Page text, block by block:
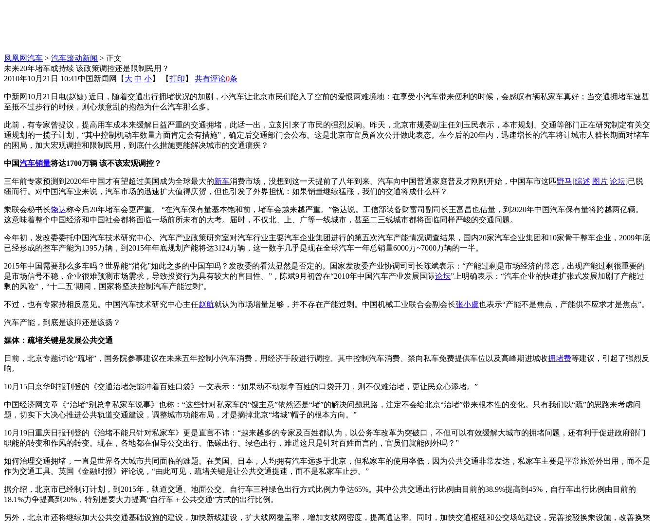
凤凰网汽车 > 汽车滚动新闻 > 正文
未来20年堵车或持续 该政策调控还是限制民用？
2010年10月21日 10:41中国新闻网 【 大 中 小】 【打印 】 共有评论0条
中新网10月21日电(赵婕) 近日，随着交通出行拥堵状况的加剧，小汽车让北京市民们陷入了空前的爱恨两难境地：在享受小汽车带来便利的时候，会感叹有辆私家车真好；当交通拥堵车速甚
至抵不过步行的时候，则心烦意乱的抱怨为什么汽车那么多。
此前，有专家曾提议，提高用车成本来缓解日益严重的交通拥堵，此话一出，立刻引来了市民的强烈反响。昨天，北京市规委副主任刘玉民表示，本市规划、交通等部门正在研究制定有关交
通规划的一揽子计划，“其中控制机动车数量方面肯定会有措施”，确定后交通部门会公布。这是北京市官员首次公开做此表态。在今后的20年内，迅速增长的汽车将让城市人群长期面对堵车
的困局，加大宏观调控和限制民用，到底什么措施更能解决城市的交通痼疾？
中国汽车销量将达1700万辆 该不该宏观调控？
三年前专家预测到2020年中国才有望超过美国成为全球最大的新车消费市场，没想到这一天提前了八年到来。汽车向中国普通家庭普及才刚刚开始，中国车市这匹野马[综述 图片 论坛]已脱
缰而行。对中国汽车业来说，汽车市场的迅速扩大值得庆贺，但也引发了外界担忧：如果销量继续猛涨，我们的交通将成什么样？
乘联会秘书长饶达称今后20年堵车会更严重。 “在汽车保有量基本饱和前，堵车会越来越严重。”饶达说。工信部装备财富司副司长王富昌也估量，到2020年中国汽车保有量将跨越两亿辆。
这意味着整个中国经济和中国社会都将面临一场前所未有的大考。届时，不仅北、上、广等一线城市，甚至二三线城市都将面临同样严峻的交通问题。
今年初，发改委委托中国汽车技术研究中心、汽车产业政策研究室对汽车行业主要汽车企业集团进行的第五次汽车产能情况调查结果，国内20家汽车企业集团和10家骨干整车企业，2009年底
已经形成的整车产能为1395万辆，到2015年年底规划产能将达3124万辆，这一数字几乎是现在全球汽车一年总销量6000万~7000万辆的一半。
2015年中国需要那么多车吗？世界能“消化”如此之多的中国车吗？发改委的看法显然是否定的。国家发改委产业协调司司长陈斌表示：“产能过剩是市场经济的常态，出现产能过剩很重要的
是市场信号不稳，企业很难预测市场需求，导致投资行为具有较大的盲目性。”，陈斌9月初曾在“2010年中国汽车产业发展国际论坛”上明确表示：“汽车企业的快速扩张式发展加剧了产能过
剩的风险”，“十二五’期间，国家将坚决控制汽车产能过剩”。
不过，也有专家持相反意见。中国汽车技术研究中心主任赵航就认为市场增量足够，并不存在产能过剩。中国机械工业联合会副会长张小虞也表示“产能不是焦点，产能供不应求才是焦点”。
汽车产能，到底是该抑还是该扬？
媒体：疏堵关键是发展公共交通
日前，北京专题讨论“疏堵”，国务院参事建议在未来五年控制小汽车消费，用经济手段进行调控。其中控制汽车消费、禁向私车免费提供车位以及高峰期进城收拥堵费等建议，引起了强烈反
响。
10月15日京华时报刊登的《交通治堵怎能冲着百姓口袋》一文表示：“如果动不动就拿百姓的口袋开刀，则不仅难治堵，更让民众心添堵。”
中国经济网文章《“治堵”别总拿私家车说事》也称：“这些针对私家车的“馊主意”依然还是“堵”的解决问题思路，注定不会给北京“治堵”带来根本性的变化。只有我们以“疏”的思路来考虑问
题，切实下大决心推进公共轨道交通建设，调整城市功能布局，才是摘掉北京“堵城”帽子的根本方向。”
10月19日重庆日报刊登的《治堵不能只针对私家车》更是直言不讳：“越来越多的专家及百姓都认为，以公务车改革为突破口，不但可以有效缓解大城市的拥堵问题，还有利于促进政府部门
职能的转变和作风的转变。现在，各地都在倡导公交出行、低碳出行、绿色出行，难道这只是针对百姓而言的，官员们就能例外吗？”
如何治理交通拥堵，一直是世界各大城市共同面临的难题。在美国、日本，人均拥有汽车远多于北京，但私家车的使用率低，因为公共交通非常发达，私家车主要是平常旅游外出用，而不是
作为交通工具。英国《金融时报》评论说，“由此可见，疏堵关键是让公共交通提速，而不是私家车止步。”
据介绍，北京市已经制订计划，到2015年，轨道交通、地面公交、自行车三种绿色出行方式比例力争达65%。其中公共交通出行比例由目前的38.9%提高到45%，自行车出行比例由目前的
18.1%力争提高到20%，特别是要大力提高“自行车＋公共交通”方式的出行比例。
另外，北京市还将继续加大公共交通基础设施的建设，加快新线建设，扩大线网覆盖率，增加支线网密度，提高通达率。同时，加快交通枢纽和公交场站建设，完善接驳换乘设施，改善换乘